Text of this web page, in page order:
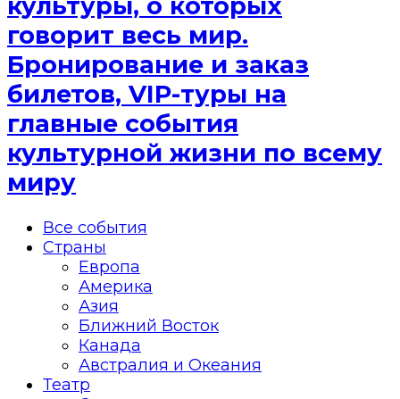
культуры, о которых
говорит весь мир.
Бронирование и заказ
билетов, VIP-туры на
главные события
культурной жизни по всему
миру
Все события
Страны
Европа
Америка
Азия
Ближний Восток
Канада
Австралия и Океания
Театр